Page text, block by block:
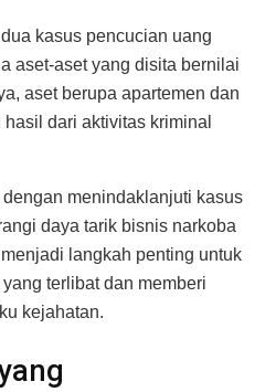
kasus pencucian uang
aset-aset yang disita bernilai
aset berupa apartemen dan
dari aktivitas kriminal
menindaklanjuti kasus
daya tarik bisnis narkoba
langkah penting untuk
terlibat dan memberi
kejahatan.